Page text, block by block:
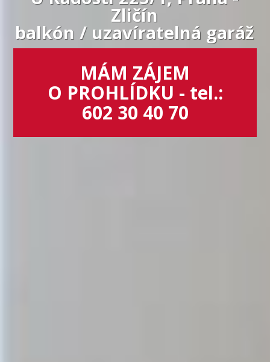
Zličín
balkón / uzavíratelná garáž
MÁM ZÁJEM
O PROHLÍDKU - tel.:
602 30 40 70